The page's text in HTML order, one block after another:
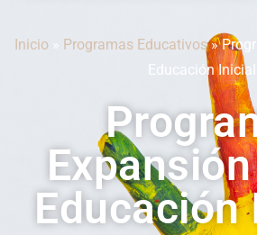
Inicio » Programas Educativos»
Educación Inicial
Educación